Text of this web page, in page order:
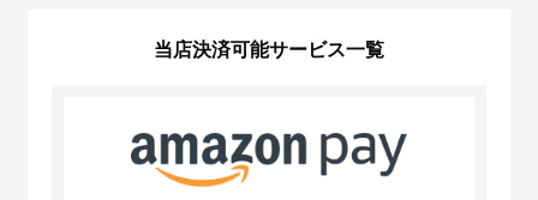
当店決済可能サービス一覧